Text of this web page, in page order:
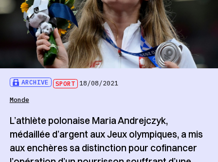
ARCHIVE SPORT 18/08/2021
Monde
L’athlète polonaise Maria Andrejczyk,
médaillée d’argent aux Jeux olympiques, a mis
aux enchères sa distinction pour cofinancer